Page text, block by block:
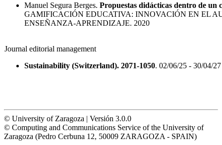
Manuel Segura Berges. Propuestas didácticas dentro de
GAMIFICACIÓN EDUCATIVA: INNOVACIÓN EN EL
ENSEÑANZA-APRENDIZAJE. 2020
Journal editorial management
Sustainability (Switzerland). 2071-1050. 02/06/25 - 30/04/27
© University of Zaragoza | Versión 3.0.0
© Computing and Communications Service of the University of
Zaragoza (Pedro Cerbuna 12, 50009 ZARAGOZA - SPAIN)